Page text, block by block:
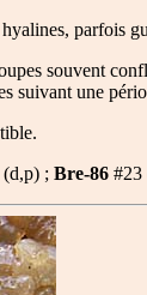
parfois
souvent
suivant une
; Bre-86 #23